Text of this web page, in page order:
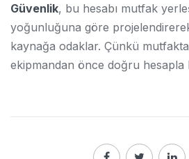
Güvenlik, bu hesabı mutfak
yoğunluğuna göre
kaynağa odaklar. Çünkü
ekipmandan önce doğru hesapla